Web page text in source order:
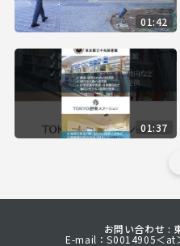
01:42
01:37
お問い合わせ :
E-mail：S0014905＜